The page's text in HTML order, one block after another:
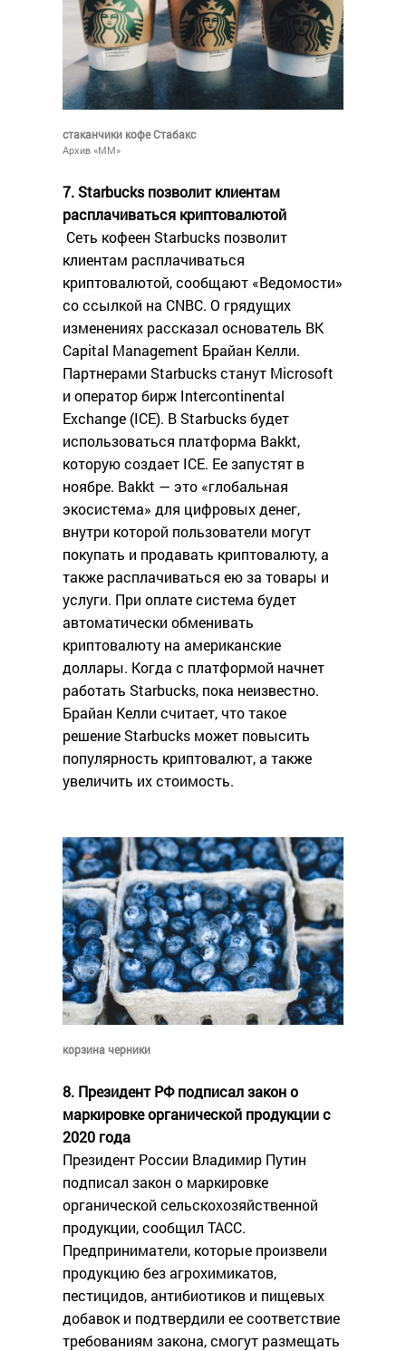
стаканчики кофе Стабакс
Архив «ММ»
7. Starbucks позволит клиентам
расплачиваться криптовалютой
Сеть кофеен Starbucks позволит
клиентам расплачиваться
криптовалютой, сообщают «Ведомости»
со ссылкой на CNBC. О грядущих
изменениях рассказал основатель BK
Capital Management Брайан Келли.
Партнерами Starbucks станут Microsoft
и оператор бирж Intercontinental
Exchange (ICE). В Starbucks будет
использоваться платформа Bakkt,
которую создает ICE. Ее запустят в
ноябре. Bakkt — это «глобальная
экосистема» для цифровых денег,
внутри которой пользователи могут
покупать и продавать криптовалюту, а
также расплачиваться ею за товары и
услуги. При оплате система будет
автоматически обменивать
криптовалюту на американские
доллары. Когда с платформой начнет
работать Starbucks, пока неизвестно.
Брайан Келли считает, что такое
решение Starbucks может повысить
популярность криптовалют, а также
увеличить их стоимость.
корзина черники
8. Президент РФ подписал закон о
маркировке органической продукции с
2020 года
Президент России Владимир Путин
подписал закон о маркировке
органической сельскохозяйственной
продукции, сообщил ТАСС.
Предприниматели, которые произвели
продукцию без агрохимикатов,
пестицидов, антибиотиков и пищевых
добавок и подтвердили ее соответствие
требованиям закона, смогут размещать